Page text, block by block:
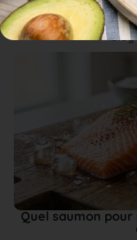
Actualités, recettes de
blog
Quel saumon pour